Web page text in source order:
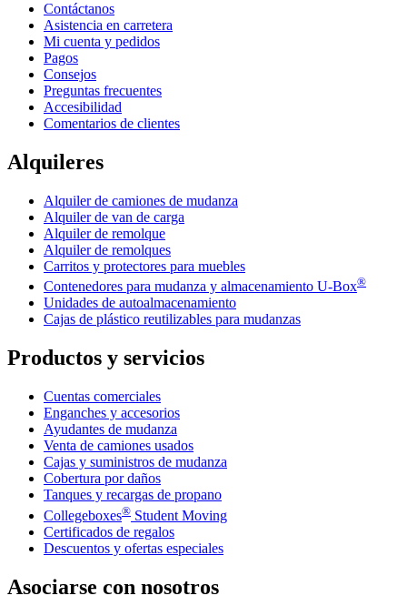
Contáctanos
Asistencia en carretera
Mi cuenta y pedidos
Pagos
Consejos
Preguntas frecuentes
Accesibilidad
Comentarios de clientes
Alquileres
Alquiler de camiones de mudanza
Alquiler de van de carga
Alquiler de remolque
Alquiler de remolques
Carritos y protectores para muebles
Contenedores para mudanza y almacenamiento U-Box®
Unidades de autoalmacenamiento
Cajas de plástico reutilizables para mudanzas
Productos y servicios
Cuentas comerciales
Enganches y accesorios
Ayudantes de mudanza
Venta de camiones usados
Cajas y suministros de mudanza
Cobertura por daños
Tanques y recargas de propano
Collegeboxes® Student Moving
Certificados de regalos
Descuentos y ofertas especiales
Asociarse con nosotros